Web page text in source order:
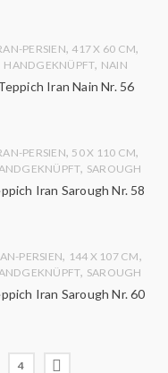
PERSIEN, 417 X 60 CM,
HANDGEKNÜPFT, NAIN
Iran Nain Nr. 56
PERSIEN, 50 X 110 CM,
, SAROUGH
Iran Sarough Nr. 58
PERSIEN, 144 X 107 CM,
, SAROUGH
Iran Sarough Nr. 60
4